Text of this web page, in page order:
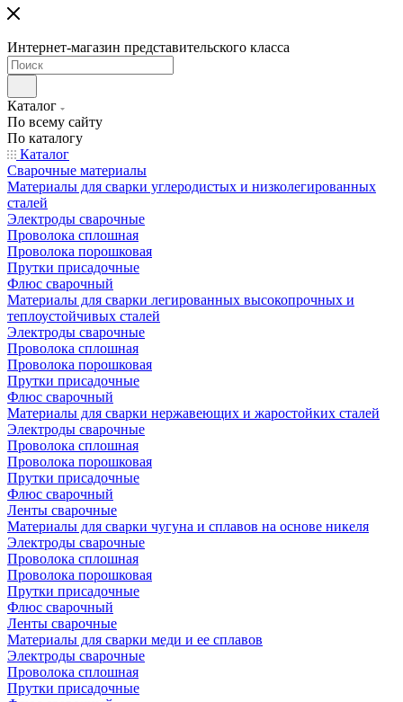
Интернет-магазин представительского класса
Каталог
По всему сайту
По каталогу
Каталог
Сварочные материалы
Материалы для сварки углеродистых и низколегированных
сталей
Электроды сварочные
Проволока сплошная
Проволока порошковая
Прутки присадочные
Флюс сварочный
Материалы для сварки легированных высокопрочных и
теплоустойчивых сталей
Электроды сварочные
Проволока сплошная
Проволока порошковая
Прутки присадочные
Флюс сварочный
Материалы для сварки нержавеющих и жаростойких сталей
Электроды сварочные
Проволока сплошная
Проволока порошковая
Прутки присадочные
Флюс сварочный
Ленты сварочные
Материалы для сварки чугуна и сплавов на основе никеля
Электроды сварочные
Проволока сплошная
Проволока порошковая
Прутки присадочные
Флюс сварочный
Ленты сварочные
Материалы для сварки меди и ее сплавов
Электроды сварочные
Проволока сплошная
Прутки присадочные